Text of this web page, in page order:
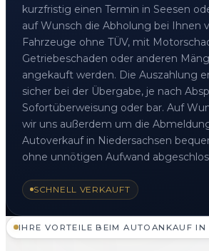
kurzfristig einen Termin in Seesen
auf Wunsch die Abholung bei Ihnen
Fahrzeuge ohne TÜV, mit
Getriebeschaden oder anderen
angekauft werden. Die Auszahlung
sicher bei der Übergabe, je nach
Sofortüberweisung oder bar. Auf
wir uns außerdem um die
Autoverkauf in Niedersachsen
ohne unnötigen Aufwand
SCHNELL VERKAUFT
IHRE VORTEILE BEIM AUTOANKAUF IN